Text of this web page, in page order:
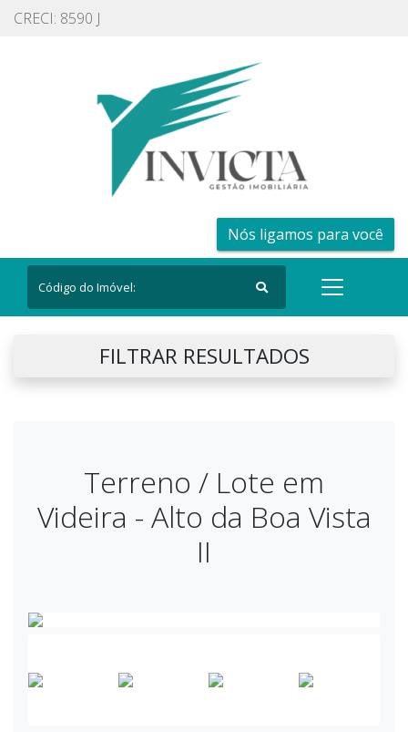
CRECI: 8590 J
Nós ligamos para você
FILTRAR RESULTADOS
Terreno / Lote em
Videira - Alto da Boa Vista
II